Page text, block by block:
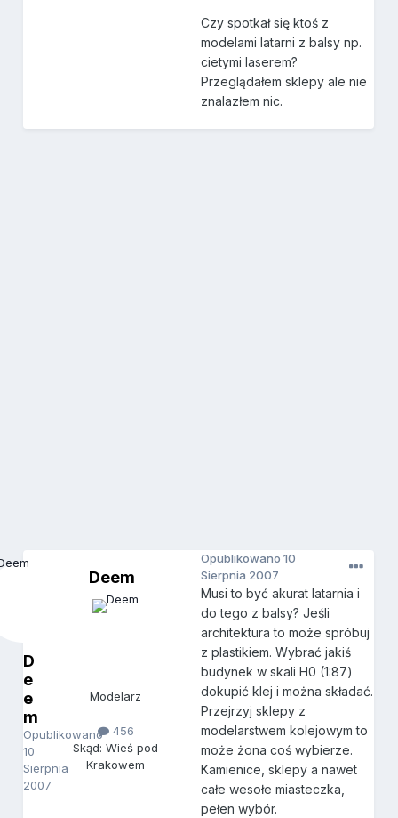
Czy spotkał się ktoś z
modelami latarni z balsy np.
cietymi laserem?
Przeglądałem sklepy ale nie
znalazłem nic.
D
e
e
m
Opublikowano
10
Sierpnia
2007
Deem
Modelarz
456
Skąd: Wieś pod
Krakowem
Opublikowano10
Sierpnia 2007
Musi to być akurat latarnia i
do tego z balsy? Jeśli
architektura to może spróbuj
z plastikiem. Wybrać jakiś
budynek w skali H0 (1:87)
dokupić klej i można składać.
Przejrzyj sklepy z
modelarstwem kolejowym to
może żona coś wybierze.
Kamienice, sklepy a nawet
całe wesołe miasteczka,
pełen wybór.